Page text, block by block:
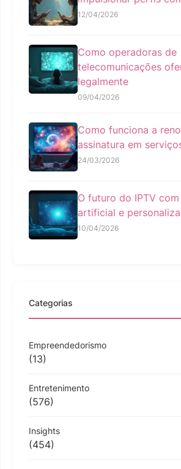
12/04/2026
Como operadoras de
telecomunicações
legalmente
09/04/2026
Como funciona a
assinatura em
24/03/2026
O futuro do IPTV
artificial e
10/04/2026
Categorias
Empreendedorismo
(13)
Entretenimento
(576)
Insights
(454)